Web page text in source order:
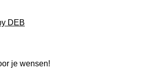
DEB
je wensen!